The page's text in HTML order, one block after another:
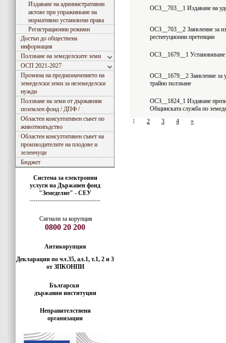
Издаване на административни
актове при упражняване на
нормативно установени права
Регистрационни режими
Достъп до обществена
информация
Ползване на земеделските земи
ОСП 2021-2027
Промяна на предназначението на
земеделски земи за неземеделски
нужди
Ползване на земи от държавния
поземлен фонд / ДПФ /
Областен консултативен съвет по
животновъдство
Областен консултативен съвет на
производителите на плодове и
зеленчуци
Бюджет
Система за електронни
услуги на Държавен фонд
"Земеделие" - СЕУ
-----------------------------------
Сигнали за корупция
0800 20 200
Антикорупция
Декларации по чл.35, ал.1, т.1, 2 и 3
от ЗПКОНПИ
Български
държавни институции
Неправителствени
организации
ОСЗ__703__1 Издаване на
ОСЗ__703__2 Заявление за
реституционни претенции
ОСЗ__1679__1 Установяване
ОСЗ__1679__2 Заявление за
трайно ползване
ОСЗ__1824_1 Издаване
Общинската служба по
1
2 3 4 »